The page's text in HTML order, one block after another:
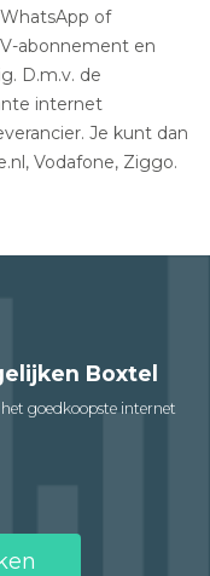
of
abonnement en
D.m.v. de
internet
Je kunt dan
Vodafone, Ziggo.
Boxtel
goedkoopste internet